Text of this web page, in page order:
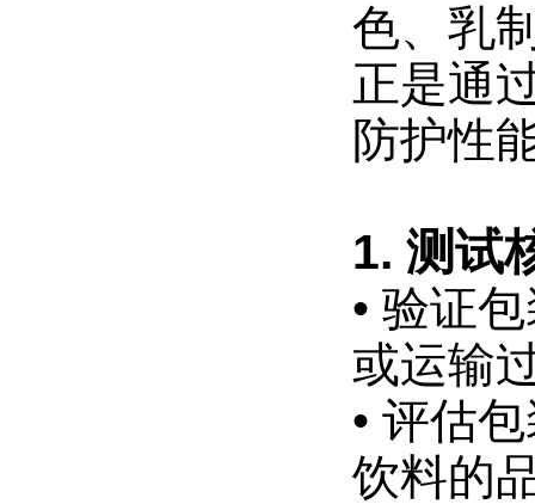
色、乳
正是通
防护性
1. 测试
• 验证
或运输
• 评估
饮料的